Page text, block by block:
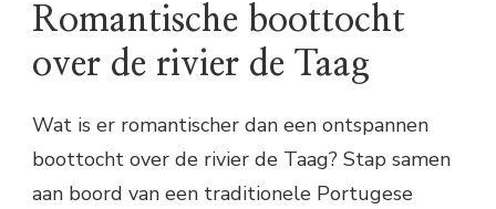
Romantische boottocht
over de rivier de Taag
Wat is er romantischer dan een ontspannen
boottocht over de rivier de Taag? Stap samen
aan boord van een traditionele Portugese